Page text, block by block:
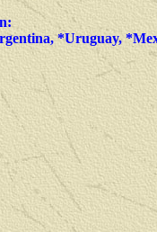
*Uruguay,